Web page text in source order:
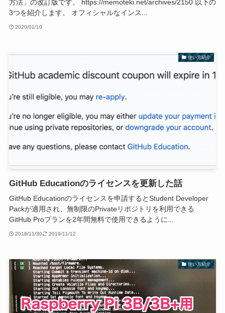
方法」の改訂版です。 https://memoteki.net/archives/2150 以下の
3つを紹介します。 オフィシャルなインス...
2020/01/10
使い方紹介
GitHub Educationのライセンスを更新した話
GitHub Educationのライセンスを申請するとStudent Developer
Packが適用され、無制限のPrivateリポジトリを利用できる
GitHub Proプランを2年間無料で使用できるように...
2018/11/30 2019/11/12
使い方紹介